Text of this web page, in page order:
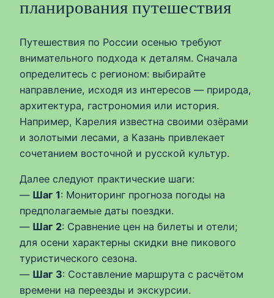
планирования путешествия
Путешествия по России осенью требуют
внимательного подхода к деталям. Сначала
определитесь с регионом: выбирайте
направление, исходя из интересов — природа,
архитектура, гастрономия или история.
Например, Карелия известна своими озёрами
и золотыми лесами, а Казань привлекает
сочетанием восточной и русской культур.
Далее следуют практические шаги:
— Шаг 1: Мониторинг прогноза погоды на
предполагаемые даты поездки.
— Шаг 2: Сравнение цен на билеты и отели;
для осени характерны скидки вне пикового
туристического сезона.
— Шаг 3: Составление маршрута с расчётом
времени на переезды и экскурсии.